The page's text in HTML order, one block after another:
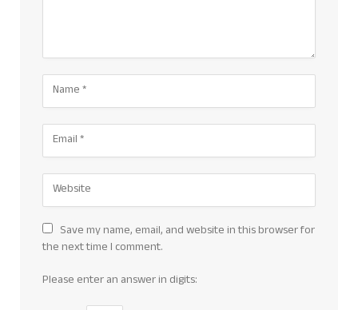
Save my name, email, and website in this browser for
the next time I comment.
Please enter an answer in digits: